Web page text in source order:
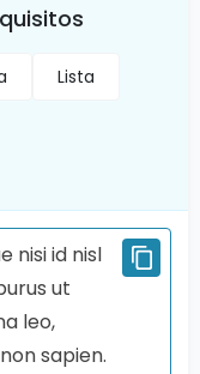
Lista
nisi id nisl
ut
leo,
sapien.